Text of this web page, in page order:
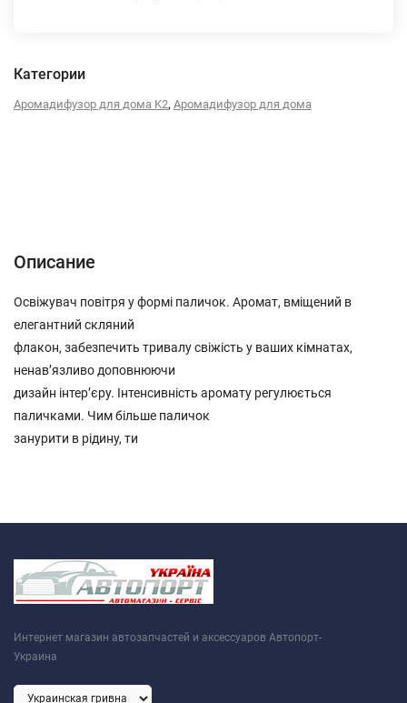
Категории
Аромадифузор для дома K2, Аромадифузор для дома
Описание
Освіжувач повітря у формі паличок. Аромат, вміщений в
елегантний скляний
флакон, забезпечить тривалу свіжість у ваших кімнатах,
ненав’язливо доповнюючи
дизайн інтер’єру. Інтенсивність аромату регулюється
паличками. Чим більше паличок
занурити в рідину, ти
Интернет магазин автозапчастей и аксессуаров Автопорт-
Украина